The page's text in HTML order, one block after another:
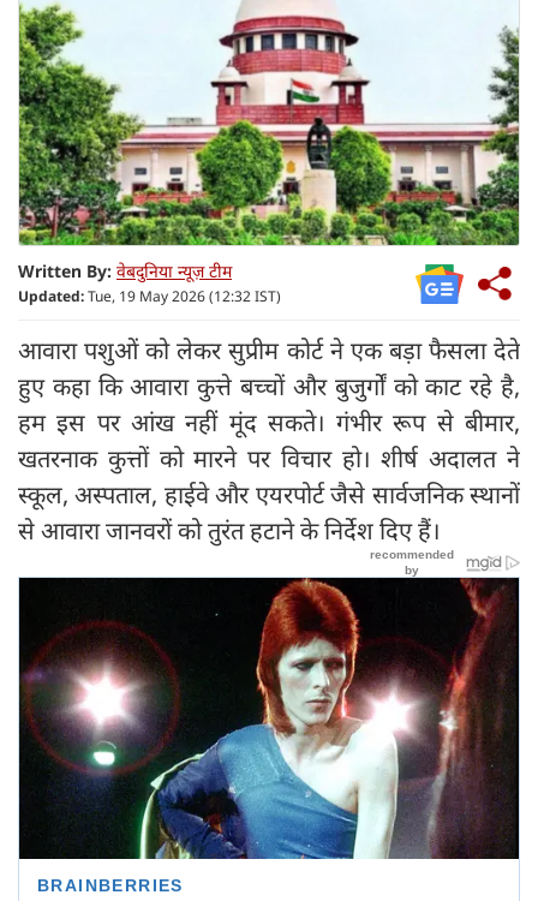
Written By: वेबदुनिया न्यूज़ टीम
Updated:Tue, 19 May 2026 (12:32 IST)
आवारा पशुओं को लेकर सुप्रीम कोर्ट ने एक बड़ा फैसला देते
हुए कहा कि आवारा कुत्ते बच्चों और बुजुर्गों को काट रहे है,
हम इस पर आंख नहीं मूंद सकते। गंभीर रूप से बीमार,
खतरनाक कुत्तों को मारने पर विचार हो। शीर्ष अदालत ने
स्कूल, अस्पताल, हाईवे और एयरपोर्ट जैसे सार्वजनिक स्थानों
से आवारा जानवरों को तुरंत हटाने के निर्देश दिए हैं।